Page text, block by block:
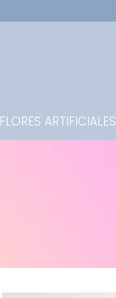
FLORES ARTIFICIALES